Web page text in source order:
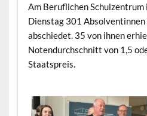
Am Beru­flichen Schulzen­trum
Dien­stag 301
ab­schiedet. 35 von ihnen
Noten­durch­schnitt von 1,5
Staatspreis.